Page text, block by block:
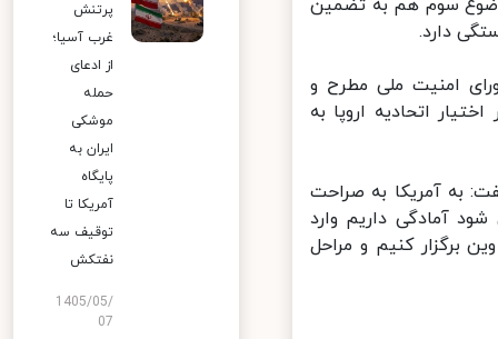
سوم هم به تضمین
دارد.
امنیت ملی مطرح و
به صورت مکتوب در اختیار اتحادیه اروپا به
به آمریکا به صراحت
آمادگی داریم وارد
برگزار کنیم و مراحل
پرتنش
غرب آسیا؛
از ادعای
حمله
موشکی
ایران به
پایگاه
آمریکا تا
توقیف سه
نفتکش
1405/05/
07